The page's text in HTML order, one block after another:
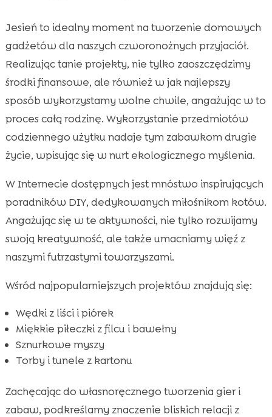
Jesień to idealny moment na tworzenie domowych
gadżetów dla naszych czworonożnych przyjaciół.
Realizując tanie projekty, nie tylko zaoszczędzimy
środki finansowe, ale również w jak najlepszy
sposób wykorzystamy wolne chwile, angażując w to
proces całą rodzinę. Wykorzystanie przedmiotów
codziennego użytku nadaje tym zabawkom drugie
życie, wpisując się w nurt ekologicznego myślenia.
W Internecie dostępnych jest mnóstwo inspirujących
poradników DIY, dedykowanych miłośnikom kotów.
Angażując się w te aktywności, nie tylko rozwijamy
swoją kreatywność, ale także umacniamy więź z
naszymi futrzastymi towarzyszami.
Wśród najpopularniejszych projektów znajdują się:
Wędki z liści i piórek
Miękkie piłeczki z filcu i bawełny
Sznurkowe myszy
Torby i tunele z kartonu
Zachęcając do własnoręcznego tworzenia gier i
zabaw, podkreślamy znaczenie bliskich relacji z